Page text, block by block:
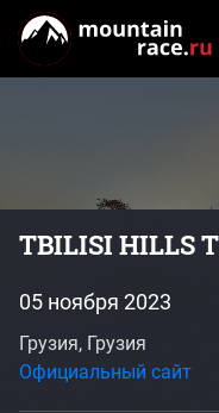
TBILISI HILLS
05 ноября 2023
Грузия, Грузия
Официальный сайт